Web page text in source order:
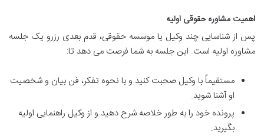
اهمیت مشاوره حقوقی اولیه
پس از شناسایی چند وکیل یا موسسه حقوقی، قدم بعدی رزرو یک جلسه
مشاوره اولیه است. این جلسه به شما فرصت می دهد تا:
مستقیماً با وکیل صحبت کنید و با نحوه تفکر، فن بیان و شخصیت
او آشنا شوید.
پرونده خود را به طور خلاصه شرح دهید و از وکیل راهنمایی اولیه
بگیرید.